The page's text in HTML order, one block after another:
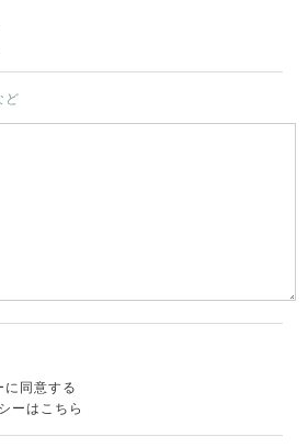
ど
に同意する
ーはこちら